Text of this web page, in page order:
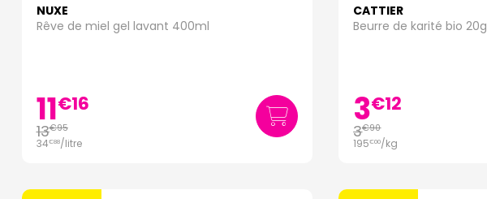
NUXE
Rêve de miel gel lavant 400ml
11€16
13€95
34€88/litre
CATTIER
Beurre de karité bio 20g
3€12
3€90
195€00/kg